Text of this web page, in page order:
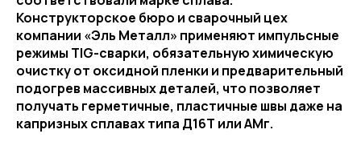
Конструкторское бюро и сварочный цех
компании «Эль Металл» применяют импульсные
режимы TIG-сварки, обязательную химическую
очистку от оксидной пленки и предварительный
подогрев массивных деталей, что позволяет
получать герметичные, пластичные швы даже на
капризных сплавах типа Д16Т или АМг.